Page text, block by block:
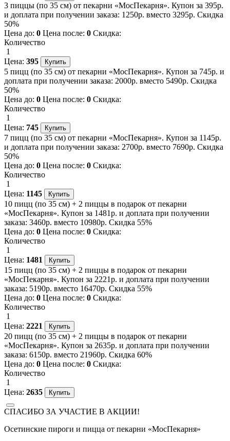
3 пиццы (по 35 см) от пекарни «МосПекарня». Купон за 395р.
и доплата при получении заказа: 1250р. вместо 3295р. Скидка
50%
Цена до: 0 Цена после: 0 Скидка:
Количество
1
Цена: 395
5 пицц (по 35 см) от пекарни «МосПекарня». Купон за 745р. и
доплата при получении заказа: 2000р. вместо 5490р. Скидка
50%
Цена до: 0 Цена после: 0 Скидка:
Количество
1
Цена: 745
7 пицц (по 35 см) от пекарни «МосПекарня». Купон за 1145р.
и доплата при получении заказа: 2700р. вместо 7690р. Скидка
50%
Цена до: 0 Цена после: 0 Скидка:
Количество
1
Цена: 1145
10 пицц (по 35 см) + 2 пиццы в подарок от пекарни
«МосПекарня». Купон за 1481р. и доплата при получении
заказа: 3460р. вместо 10980р. Скидка 55%
Цена до: 0 Цена после: 0 Скидка:
Количество
1
Цена: 1481
15 пицц (по 35 см) + 2 пиццы в подарок от пекарни
«МосПекарня». Купон за 2221р. и доплата при получении
заказа: 5190р. вместо 16470р. Скидка 55%
Цена до: 0 Цена после: 0 Скидка:
Количество
1
Цена: 2221
20 пицц (по 35 см) + 2 пиццы в подарок от пекарни
«МосПекарня». Купон за 2635р. и доплата при получении
заказа: 6150р. вместо 21960р. Скидка 60%
Цена до: 0 Цена после: 0 Скидка:
Количество
1
Цена: 2635
СПАСИБО ЗА УЧАСТИЕ В АКЦИИ!
Осетинские пироги и пицца от пекарни «МосПекарня»